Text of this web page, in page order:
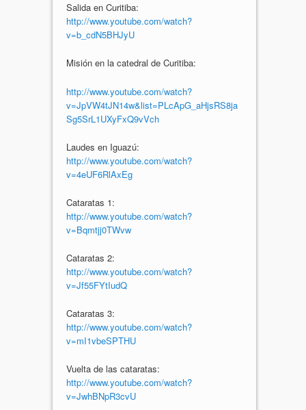
Salida en Curitiba:
http://www.youtube.com/watch?
v=b_cdN5BHJyU
Misión en la catedral de Curitiba:
http://www.youtube.com/watch?
v=JpVW4tJN14w&list=PLcApG_aHjsRS8ja
Sg5SrL1UXyFxQ9vVch
Laudes en Iguazú:
http://www.youtube.com/watch?
v=4eUF6RlAxEg
Cataratas 1:
http://www.youtube.com/watch?
v=Bqmtjj0TWvw
Cataratas 2:
http://www.youtube.com/watch?
v=Jf55FYtIudQ
Cataratas 3:
http://www.youtube.com/watch?
v=mI1vbeSPTHU
Vuelta de las cataratas:
http://www.youtube.com/watch?
v=JwhBNpR3cvU